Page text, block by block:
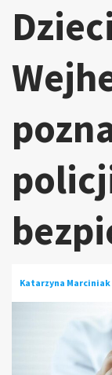
Katarzyna Marciniak